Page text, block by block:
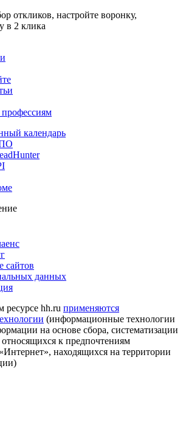
откликов, настройте воронку,
в 2 клика
календарь
ПО
сайтов
данных
hh.ru применяются
(информационные технологии
на основе сбора, систематизации
к предпочтениям
находящихся на территории